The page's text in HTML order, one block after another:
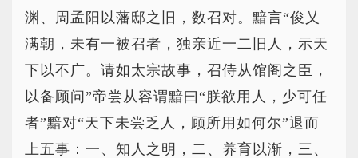
渊、周孟阳以藩邸之旧，数召对。黯言“俊乂
满朝，未有一被召者，独亲近一二旧人，示天
下以不广。请如太宗故事，召侍从馆阁之臣，
以备顾问”帝尝从容谓黯曰“朕欲用人，少可任
者”黯对“天下未尝乏人，顾所用如何尔”退而
上五事：一、知人之明，二、养育以渐，三、